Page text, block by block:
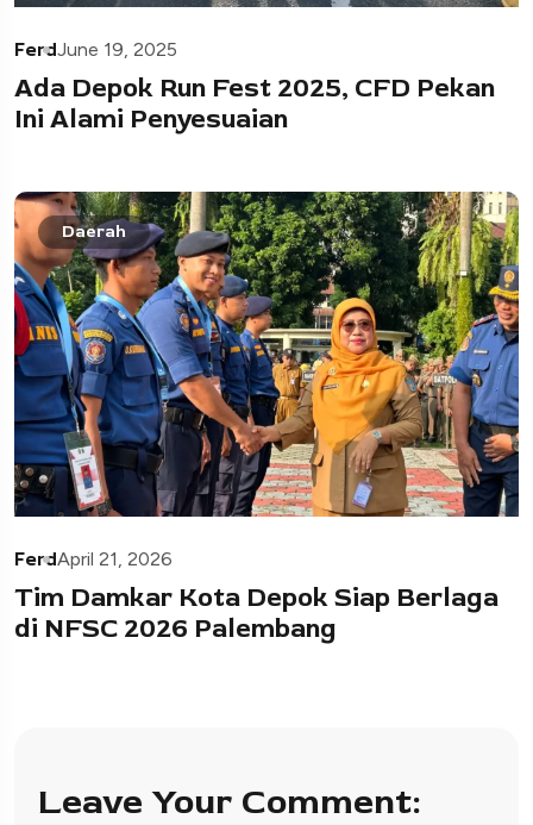
FerdJune 19, 2025
Ada Depok Run Fest 2025, CFD Pekan
Ini Alami Penyesuaian
Daerah
FerdApril 21, 2026
Tim Damkar Kota Depok Siap Berlaga
di NFSC 2026 Palembang
Leave Your Comment: